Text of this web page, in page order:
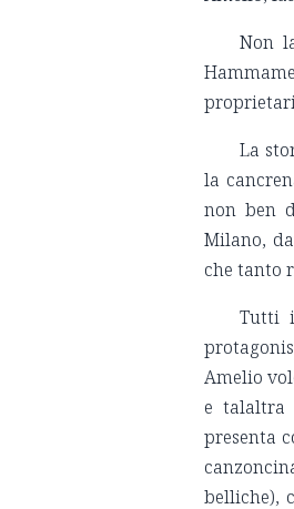
Non
La
la
non ben
Milano,
che tanto
Tutti
Amelio
e talaltra
presenta
belliche),